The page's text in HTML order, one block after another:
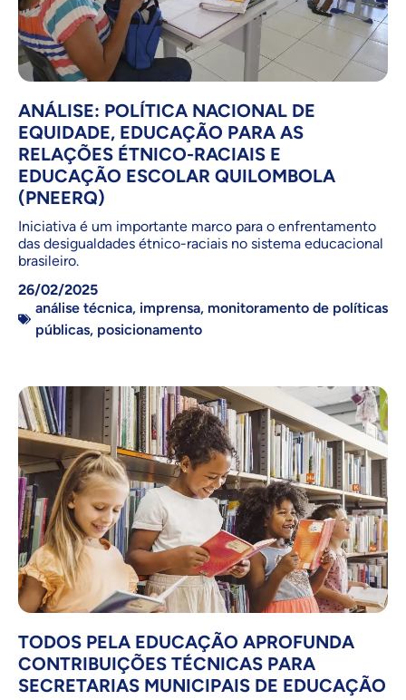
ANÁLISE: POLÍTICA NACIONAL DE
EQUIDADE, EDUCAÇÃO PARA AS
RELAÇÕES ÉTNICO-RACIAIS E
EDUCAÇÃO ESCOLAR QUILOMBOLA
(PNEERQ)
Iniciativa é um importante marco para o enfrentamento
das desigualdades étnico-raciais no sistema educacional
brasileiro.
26/02/2025
análise técnica, imprensa, monitoramento de políticas
públicas, posicionamento
TODOS PELA EDUCAÇÃO APROFUNDA
CONTRIBUIÇÕES TÉCNICAS PARA
SECRETARIAS MUNICIPAIS DE EDUCAÇÃO